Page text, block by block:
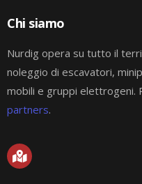
Chi siamo
Nurdig opera su tutto il
noleggio di escavatori,
mobili e gruppi elettrogeni.
partners.
M
a
p